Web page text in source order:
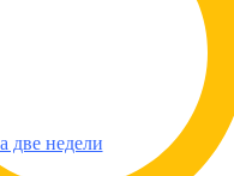
две недели